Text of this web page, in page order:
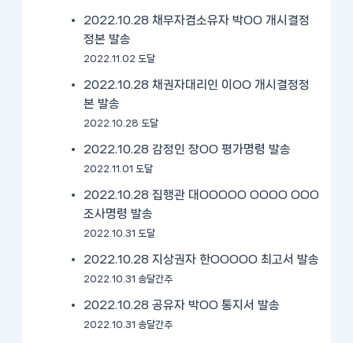
2022.10.28 채무자겸소유자 박OO 개시결정
정본 발송
2022.11.02 도달
2022.10.28 채권자대리인 이OO 개시결정정
본 발송
2022.10.28 도달
2022.10.28 감정인 장OO 평가명령 발송
2022.11.01 도달
2022.10.28 집행관 대OOOOO OOOO OOO
조사명령 발송
2022.10.31 도달
2022.10.28 지상권자 한OOOOO 최고서 발송
2022.10.31 송달간주
2022.10.28 공유자 박OO 통지서 발송
2022.10.31 송달간주